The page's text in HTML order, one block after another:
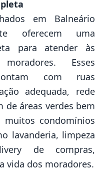
em Balneário
oferecem uma
para atender às
Esses
com ruas
adequada, rede
de áreas verdes bem
muitos condomínios
lavanderia, limpeza
de compras,
vida dos moradores.